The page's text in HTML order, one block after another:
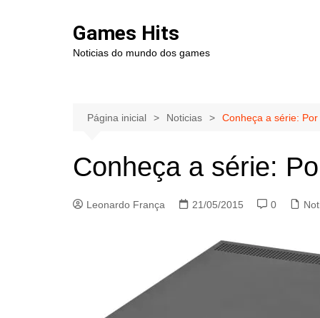
Games Hits
Noticias do mundo dos games
Página inicial Noticias Conheça a série:
Conheça a série:
Leonardo França 21/05/2015 0